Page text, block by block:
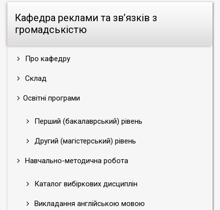
Кафедра реклами та зв’язків з
громадськістю
Про кафедру
Склад
Освітні програми
Перший (бакалаврський) рівень
Другий (магістерський) рівень
Навчально-методична робота
Каталог вибіркових дисциплін
Викладання англійською мовою